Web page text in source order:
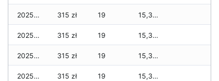
2025-12-25 315 zł 19 15,360 zł
2025-12-24 315 zł 19 15,360 zł
2025-12-23 315 zł 19 15,345 zł
2025-12-22 315 zł 19 15,345 zł